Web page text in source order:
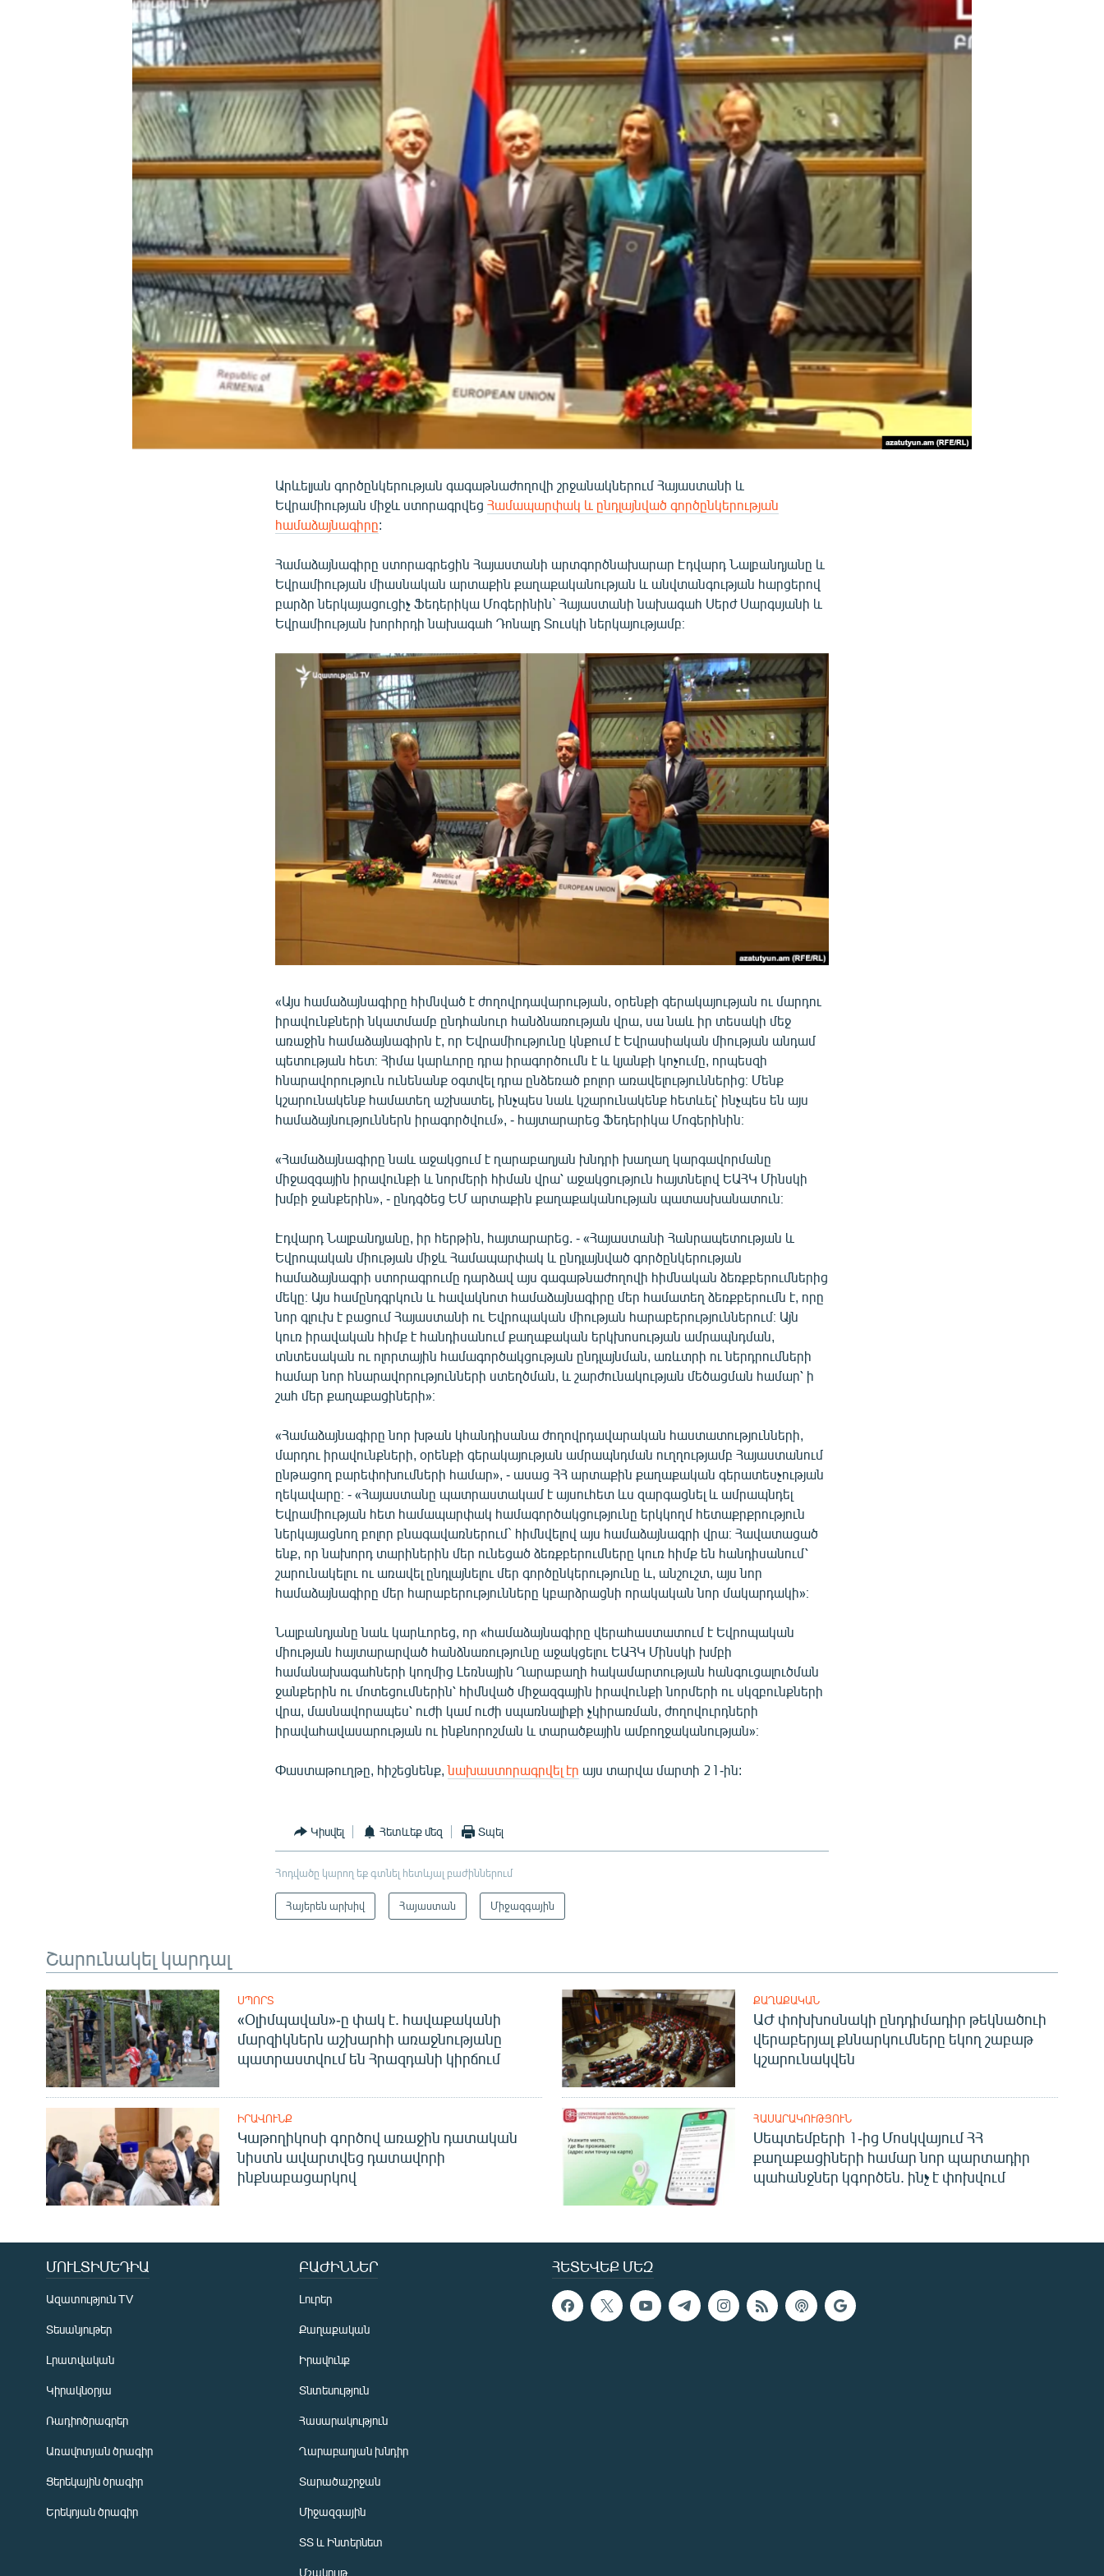
ՄԵԿՆԱԲԱՆՈՒԹՅՈՒՆ
ՁԳՏԵԼՈՎ ԼԱՎԱԳՈՒՅՆԻՆ
Արևելյան գործընկերության գագաթնաժողովի շրջանակներում Հայաստանի և
Եվրամիության միջև ստորագրվեցՀամապարփակ և ընդլայնված գործընկերության
համաձայնագիրը:
Համաձայնագիրը ստորագրեցին Հայաստանի արտգործնախարար Էդվարդ Նալբանդյանը և
Եվրամիության միասնական արտաքին քաղաքականության և անվտանգության հարցերով
բարձր ներկայացուցիչ Ֆեդերիկա Մոգերինին` Հայաստանի նախագահ Սերժ Սարգսյանի և
Եվրամիության խորհրդի նախագահ Դոնալդ Տուսկի ներկայությամբ։
«Այս համաձայնագիրը հիմնված է ժողովրդավարության, օրենքի գերակայության ու մարդու
իրավունքների նկատմամբ ընդհանուր հանձնառության վրա, սա նաև իր տեսակի մեջ
առաջին համաձայնագիրն է, որ Եվրամիությունը կնքում է Եվրասիական միության անդամ
պետության հետ։ Հիմա կարևորը դրա իրագործումն է և կյանքի կոչումը, որպեսզի
հնարավորություն ունենանք օգտվել դրա ընձեռած բոլոր առավելություններից։ Մենք
կշարունակենք համատեղ աշխատել, ինչպես նաև կշարունակենք հետևել՝ ինչպես են այս
համաձայնություններն իրագործվում», - հայտարարեց Ֆեդերիկա Մոգերինին։
«Համաձայնագիրը նաև աջակցում է ղարաբաղյան խնդրի խաղաղ կարգավորմանը
միջազգային իրավունքի և նորմերի հիման վրա՝ աջակցություն հայտնելով ԵԱՀԿ Մինսկի
խմբի ջանքերին», - ընդգծեց ԵՄ արտաքին քաղաքականության պատասխանատուն։
Էդվարդ Նալբանդյանը, իր հերթին, հայտարարեց. - «Հայաստանի Հանրապետության և
Եվրոպական միության միջև Համապարփակ և ընդլայնված գործընկերության
համաձայնագրի ստորագրումը դարձավ այս գագաթնաժողովի հիմնական ձեռքբերումներից
մեկը։ Այս համընդգրկուն և հավակնոտ համաձայնագիրը մեր համատեղ ձեռքբերումն է, որը
նոր գլուխ է բացում Հայաստանի ու Եվրոպական միության հարաբերություններում։ Այն
կուռ իրավական հիմք է հանդիսանում քաղաքական երկխոսության ամրապնդման,
տնտեսական ու ոլորտային համագործակցության ընդլայնման, առևտրի ու ներդրումների
համար նոր հնարավորությունների ստեղծման, և շարժունակության մեծացման համար՝ ի
շահ մեր քաղաքացիների»։
«Համաձայնագիրը նոր խթան կհանդիսանա ժողովրդավարական հաստատությունների,
մարդու իրավունքների, օրենքի գերակայության ամրապնդման ուղղությամբ Հայաստանում
ընթացող բարեփոխումների համար», - ասաց ՀՀ արտաքին քաղաքական գերատեսչության
ղեկավարը։ - «Հայաստանը պատրաստակամ է այսուհետ ևս զարգացնել և ամրապնդել
Եվրամիության հետ համապարփակ համագործակցությունը երկկողմ հետաքրքրություն
ներկայացնող բոլոր բնագավառներում` հիմնվելով այս համաձայնագրի վրա։ Հավատացած
ենք, որ նախորդ տարիներին մեր ունեցած ձեռքբերումները կուռ հիմք են հանդիսանում՝
շարունակելու ու առավել ընդլայնելու մեր գործընկերությունը և, անշուշտ, այս նոր
համաձայնագիրը մեր հարաբերությունները կբարձրացնի որակական նոր մակարդակի»։
Նալբանդյանը նաև կարևորեց, որ «համաձայնագիրը վերահաստատում է Եվրոպական
միության հայտարարված հանձնառությունը աջակցելու ԵԱՀԿ Մինսկի խմբի
համանախագահների կողմից Լեռնային Ղարաբաղի հակամարտության հանգուցալուծման
ջանքերին ու մոտեցումներին՝ հիմնված միջազգային իրավունքի նորմերի ու սկզբունքների
վրա, մասնավորապես՝ ուժի կամ ուժի սպառնալիքի չկիրառման, ժողովուրդների
իրավահավասարության ու ինքնորոշման և տարածքային ամբողջականության»։
Փաստաթուղթը, հիշեցնենք,նախաստորագրվել էր այս տարվա մարտի 21-ին:
Կիսվել Հետևեք մեզ Տպել
Հոդվածը կարող եք գտնել հետևյալ բաժիններում
Հայերեն արխիվ Հայաստան Միջազգային
Շարունակել կարդալ
ՍՊՈՐՏ
«Օլիմպավան»-ը փակ է. հավաքականի
մարզիկներն աշխարհի առաջնությանը
պատրաստվում են Հրազդանի կիրճում
ՔԱՂԱՔԱԿԱՆ
ԱԺ փոխխոսնակի ընդդիմադիր թեկնածուի
վերաբերյալ քննարկումները եկող շաբաթ
կշարունակվեն
ԻՐԱՎՈՒՆՔ
Կաթողիկոսի գործով առաջին դատական
նիստն ավարտվեց դատավորի
ինքնաբացարկով
ՀԱՍԱՐԱԿՈՒԹՅՈՒՆ
Սեպտեմբերի 1-ից Մոսկվայում ՀՀ
քաղաքացիների համար նոր պարտադիր
պահանջներ կգործեն. ինչ է փոխվում
ՀԵՏԵՎԵՔ ՄԵԶ
ՄՈՒԼՏԻՄԵԴԻԱ
Ազատություն TV
Տեսանյութեր
Լրատվական
Կիրակնօրյա
Ռադիոծրագրեր
Առավոտյան ծրագիր
Ցերեկային ծրագիր
Երեկոյան ծրագիր
ԲԱԺԻՆՆԵՐ
Լուրեր
Քաղաքական
Իրավունք
Տնտեսություն
Հասարակություն
Ղարաբաղյան խնդիր
Տարածաշրջան
Միջազգային
ՏՏ և Ինտերնետ
Մշակույթ